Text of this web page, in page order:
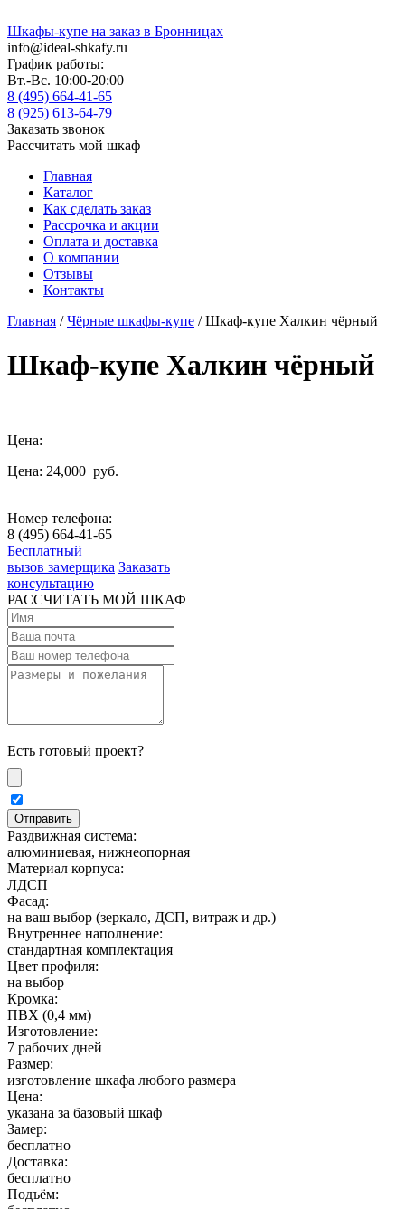
Шкафы-купе на заказ в Бронницах
info@ideal-shkafy.ru
График работы:
Вт.-Вс. 10:00-20:00
8 (495) 664-41-65
8 (925) 613-64-79
Заказать звонок
Рассчитать мой шкаф
Главная
Каталог
Как сделать заказ
Рассрочка и акции
Оплата и доставка
О компании
Отзывы
Контакты
Главная /Чёрные шкафы-купе / Шкаф-купе Халкин чёрный
Шкаф-купе Халкин чёрный
Цена:
Цена: 24,000 руб.
Номер телефона:
8 (495) 664-41-65
Бесплатный
вызов замерщика Заказать
консультацию
РАССЧИТАТЬ МОЙ ШКАФ
Есть готовый проект?
Раздвижная система:
алюминиевая, нижнеопорная
Материал корпуса:
ЛДСП
Фасад:
на ваш выбор (зеркало, ДСП, витраж и др.)
Внутреннее наполнение:
стандартная комплектация
Цвет профиля:
на выбор
Кромка:
ПВХ (0,4 мм)
Изготовление:
7 рабочих дней
Размер:
изготовление шкафа любого размера
Цена:
указана за базовый шкаф
Замер:
бесплатно
Доставка:
бесплатно
Подъём: